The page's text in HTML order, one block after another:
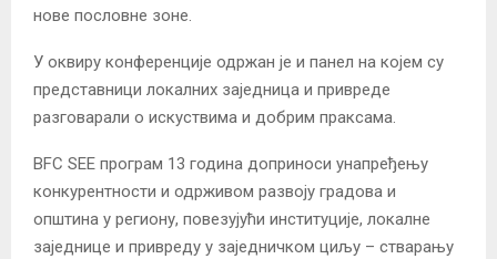
нове пословне зоне.
У оквиру конференције одржан је и панел на којем су
представници локалних заједница и привреде
разговарали о искуствима и добрим праксама.
BFC SEE програм 13 година доприноси унапређењу
конкурентности и одрживом развоју градова и
општина у региону, повезујући институције, локалне
заједнице и привреду у заједничком циљу – стварању